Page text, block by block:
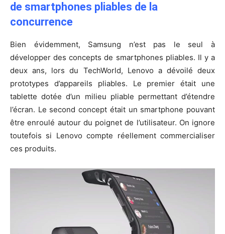
de smartphones pliables de la
concurrence
Bien évidemment, Samsung n’est pas le seul à
développer des concepts de smartphones pliables. Il y a
deux ans, lors du TechWorld, Lenovo a dévoilé deux
prototypes d’appareils pliables. Le premier était une
tablette dotée d’un milieu pliable permettant d’étendre
l’écran. Le second concept était un smartphone pouvant
être enroulé autour du poignet de l’utilisateur. On ignore
toutefois si Lenovo compte réellement commercialiser
ces produits.